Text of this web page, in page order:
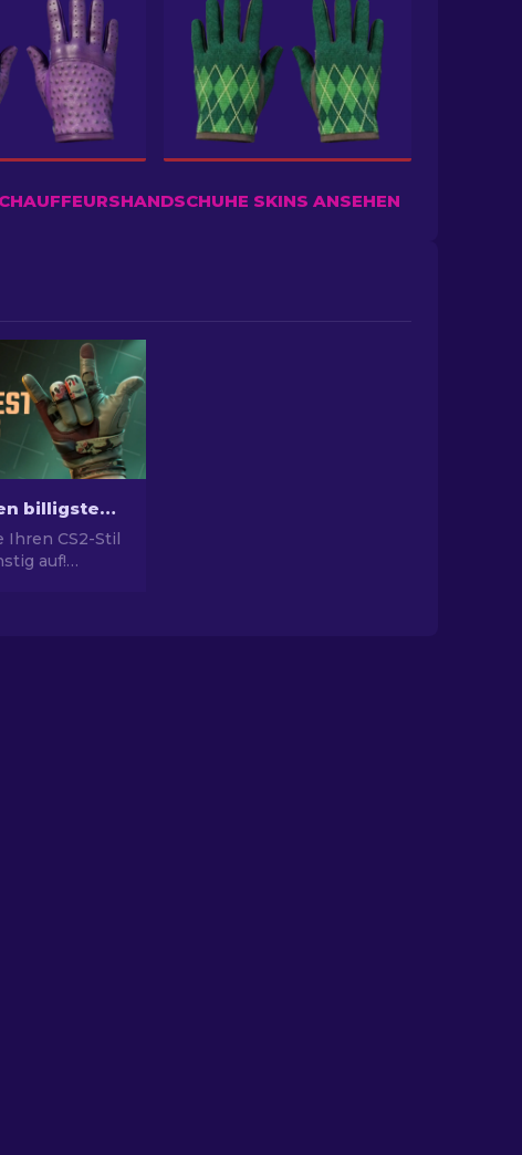
SKINS ANSEHEN
Die besten billigsten Handschuhe in CS2: Rangliste [2026]
Ihren CS2-Stil
auf!